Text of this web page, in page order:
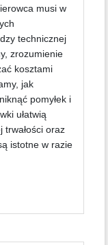
musi w
technicznej
zrozumienie
kosztami
jak
pomyłek i
ułatwią
trwałości oraz
istotne w razie